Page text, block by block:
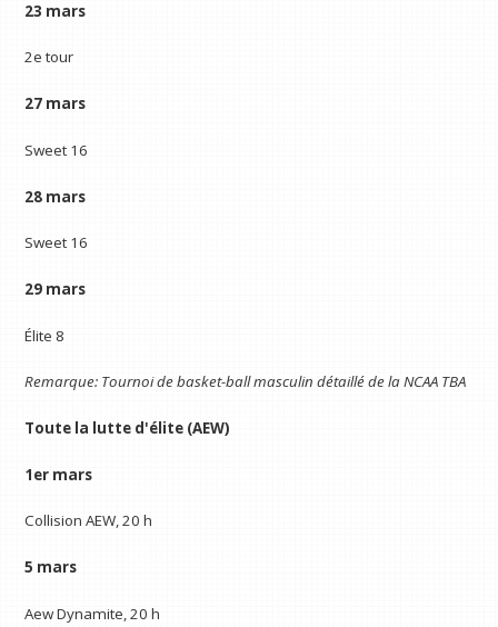
23 mars
2e tour
27 mars
Sweet 16
28 mars
Sweet 16
29 mars
Élite 8
Remarque: Tournoi de basket-ball masculin détaillé de la NCAA TBA
Toute la lutte d'élite (AEW)
1er mars
Collision AEW, 20 h
5 mars
Aew Dynamite, 20 h